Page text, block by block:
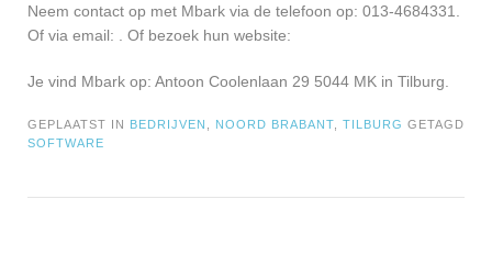
Neem contact op met Mbark via de telefoon op: 013-4684331.
Of via email:
. Of bezoek hun website:
Je vind Mbark op: Antoon Coolenlaan 29 5044 MK in Tilburg.
GEPLAATST IN BEDRIJVEN NOORD BRABANT TILBURG GETAGD
SOFTWARE